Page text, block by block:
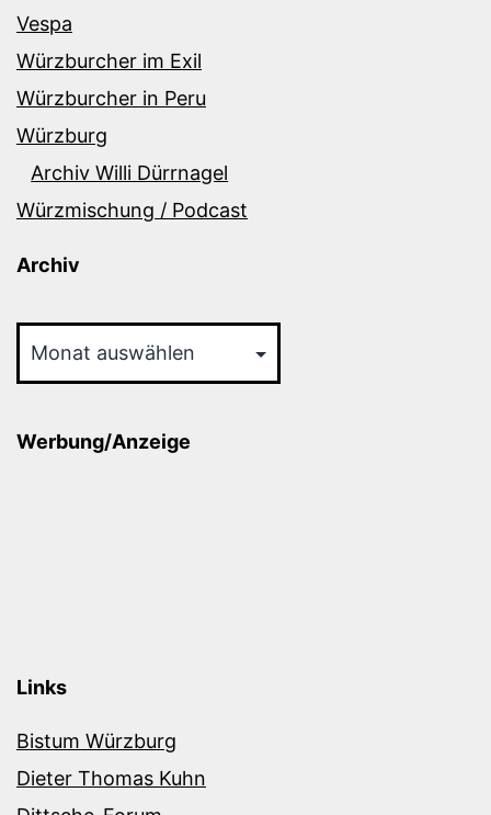
Vespa
Würzburcher im Exil
Würzburcher in Peru
Würzburg
Archiv Willi Dürrnagel
Würzmischung / Podcast
Archiv
Werbung/Anzeige
Links
Bistum Würzburg
Dieter Thomas Kuhn